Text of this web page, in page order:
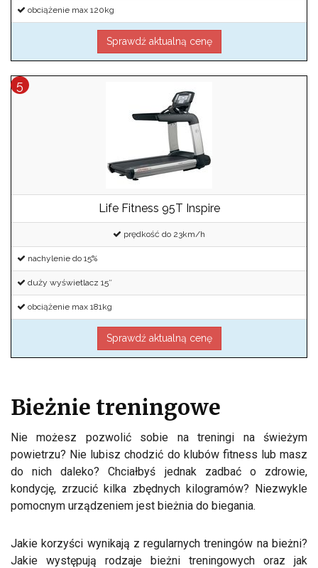
obciążenie max 120kg
Sprawdź aktualną cenę
Life Fitness 95T Inspire
prędkość do 23km/h
nachylenie do 15%
duży wyświetlacz 15″
obciążenie max 181kg
Sprawdź aktualną cenę
Bieżnie treningowe
Nie możesz pozwolić sobie na treningi na świeżym
powietrzu? Nie lubisz chodzić do klubów fitness lub masz
do nich daleko? Chciałbyś jednak zadbać o zdrowie,
kondycję, zrzucić kilka zbędnych kilogramów? Niezwykle
pomocnym urządzeniem jest bieżnia do biegania.
Jakie korzyści wynikają z regularnych treningów na bieżni?
Jakie występują rodzaje bieżni treningowych oraz jak